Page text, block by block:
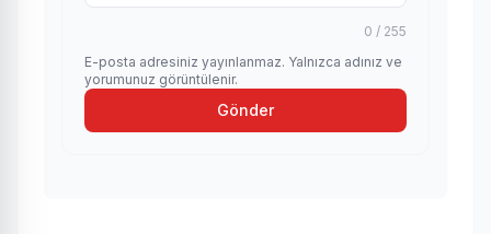
0 / 255
E-posta adresiniz yayınlanmaz. Yalnızca adınız ve
yorumunuz görüntülenir.
Gönder